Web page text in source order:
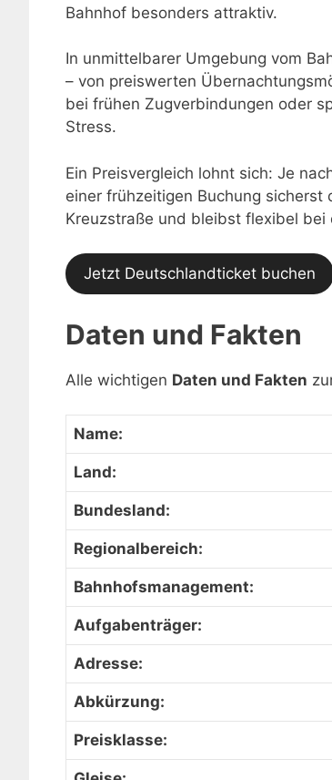
Bahnhof besonders attraktiv.
In unmittelbarer Umgebung vom
– von preiswerten
bei frühen Zugverbindungen oder
Stress.
Ein Preisvergleich lohnt sich: Je
einer frühzeitigen Buchung
Kreuzstraße und bleibst flexibel bei
Jetzt Deutschlandticket buchen
Daten und Fakten
Alle wichtigen Daten und Fakten
Name:
Land:
Bundesland:
Regionalbereich:
Bahnhofsmanagement:
Aufgabenträger:
Adresse:
Abkürzung:
Preisklasse: